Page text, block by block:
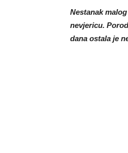
Nestanak
nevjericu.
dana ostala je